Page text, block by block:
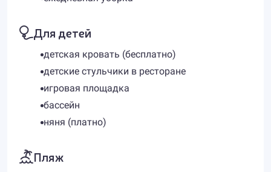
Для детей
детская кровать (бесплатно)
детские стульчики в ресторане
игровая площадка
бассейн
няня (платно)
Пляж